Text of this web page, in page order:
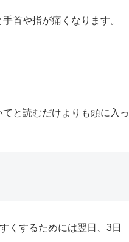
首や指が痛くなります。
と読むだけよりも頭に入っ
くするためには翌日、3日